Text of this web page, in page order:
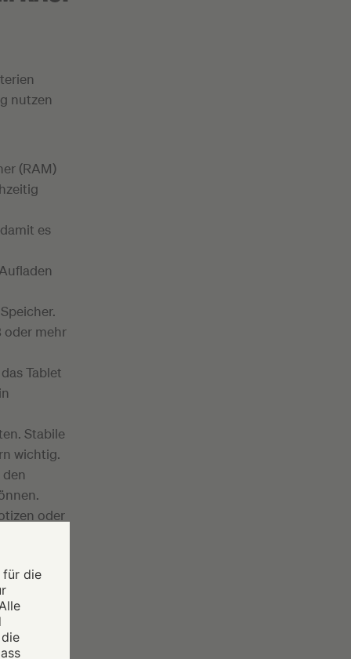
nutzen
(RAM)
es
oder mehr
Tablet
Stabile
wichtig.
oder